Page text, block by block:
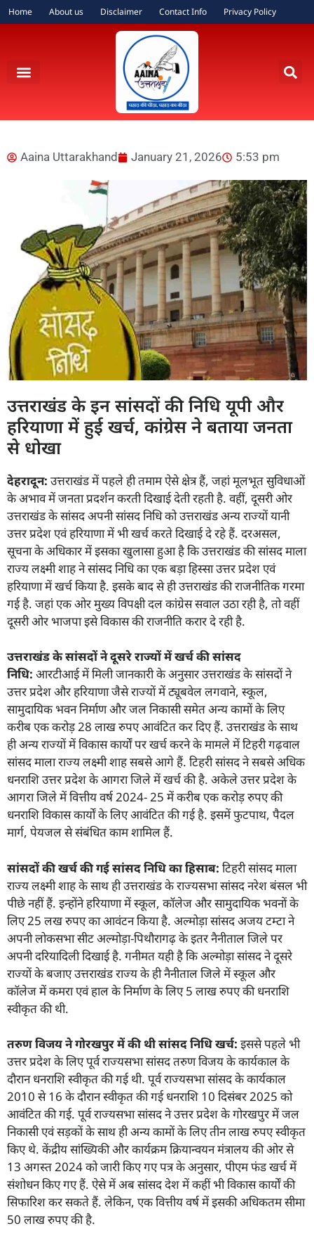
Home About us Disclaimer Contact Info Privacy Policy
Aaina Uttarakhand January 21, 2026 5:53 pm
उत्तराखंड के इन सांसदों की निधि यूपी और
हरियाणा में हुई खर्च, कांग्रेस ने बताया जनता
से धोखा
देहरादून: उत्तराखंड में पहले ही तमाम ऐसे क्षेत्र हैं, जहां मूलभूत सुविधाओं
के अभाव में जनता प्रदर्शन करती दिखाई देती रहती है. वहीं, दूसरी ओर
उत्तराखंड के सांसद अपनी सांसद निधि को उत्तराखंड अन्य राज्यों यानी
उत्तर प्रदेश एवं हरियाणा में भी खर्च करते दिखाई दे रहे हैं. दरअसल,
सूचना के अधिकार में इसका खुलासा हुआ है कि उत्तराखंड की सांसद माला
राज्य लक्ष्मी शाह ने सांसद निधि का एक बड़ा हिस्सा उत्तर प्रदेश एवं
हरियाणा में खर्च किया है. इसके बाद से ही उत्तराखंड की राजनीतिक गरमा
गई है. जहां एक ओर मुख्य विपक्षी दल कांग्रेस सवाल उठा रही है, तो वहीं
दूसरी ओर भाजपा इसे विकास की राजनीति करार दे रही है.
उत्तराखंड के सांसदों ने दूसरे राज्यों में खर्च की सांसद
निधि: आरटीआई में मिली जानकारी के अनुसार उत्तराखंड के सांसदों ने
उत्तर प्रदेश और हरियाणा जैसे राज्यों में ट्यूबवेल लगवाने, स्कूल,
सामुदायिक भवन निर्माण और जल निकासी समेत अन्य कामों के लिए
करीब एक करोड़ 28 लाख रुपए आवंटित कर दिए हैं. उत्तराखंड के साथ
ही अन्य राज्यों में विकास कार्यों पर खर्च करने के मामले में टिहरी गढ़वाल
सांसद माला राज्य लक्ष्मी शाह सबसे आगे हैं. टिहरी सांसद ने सबसे अधिक
धनराशि उत्तर प्रदेश के आगरा जिले में खर्च की है. अकेले उत्तर प्रदेश के
आगरा जिले में वित्तीय वर्ष 2024- 25 में करीब एक करोड़ रुपए की
धनराशि विकास कार्यों के लिए आवंटित की गई है. इसमें फुटपाथ, पैदल
मार्ग, पेयजल से संबंधित काम शामिल हैं.
सांसदों की खर्च की गई सांसद निधि का हिसाब: टिहरी सांसद माला
राज्य लक्ष्मी शाह के साथ ही उत्तराखंड के राज्यसभा सांसद नरेश बंसल भी
पीछे नहीं हैं. इन्होंने हरियाणा में स्कूल, कॉलेज और सामुदायिक भवनों के
लिए 25 लख रुपए का आवंटन किया है. अल्मोड़ा सांसद अजय टम्टा ने
अपनी लोकसभा सीट अल्मोड़ा-पिथौरागढ़ के इतर नैनीताल जिले पर
अपनी दरियादिली दिखाई है. गनीमत यही है कि अल्मोड़ा सांसद ने दूसरे
राज्यों के बजाए उत्तराखंड राज्य के ही नैनीताल जिले में स्कूल और
कॉलेज में कमरा एवं हाल के निर्माण के लिए 5 लाख रुपए की धनराशि
स्वीकृत की थी.
तरुण विजय ने गोरखपुर में की थी सांसद निधि खर्च: इससे पहले भी
उत्तर प्रदेश के लिए पूर्व राज्यसभा सांसद तरुण विजय के कार्यकाल के
दौरान धनराशि स्वीकृत की गई थी. पूर्व राज्यसभा सांसद के कार्यकाल
2010 से 16 के दौरान स्वीकृत की गई धनराशि 10 दिसंबर 2025 को
आवंटित की गई. पूर्व राज्यसभा सांसद ने उत्तर प्रदेश के गोरखपुर में जल
निकासी एवं सड़कों के साथ ही अन्य कामों के लिए तीन लाख रुपए स्वीकृत
किए थे. केंद्रीय सांख्यिकी और कार्यक्रम क्रियान्वयन मंत्रालय की ओर से
13 अगस्त 2024 को जारी किए गए पत्र के अनुसार, पीएम फंड खर्च में
संशोधन किए गए हैं. ऐसे में अब सांसद देश में कहीं भी विकास कार्यों की
सिफारिश कर सकते हैं. लेकिन, एक वित्तीय वर्ष में इसकी अधिकतम सीमा
50 लाख रुपए की है.